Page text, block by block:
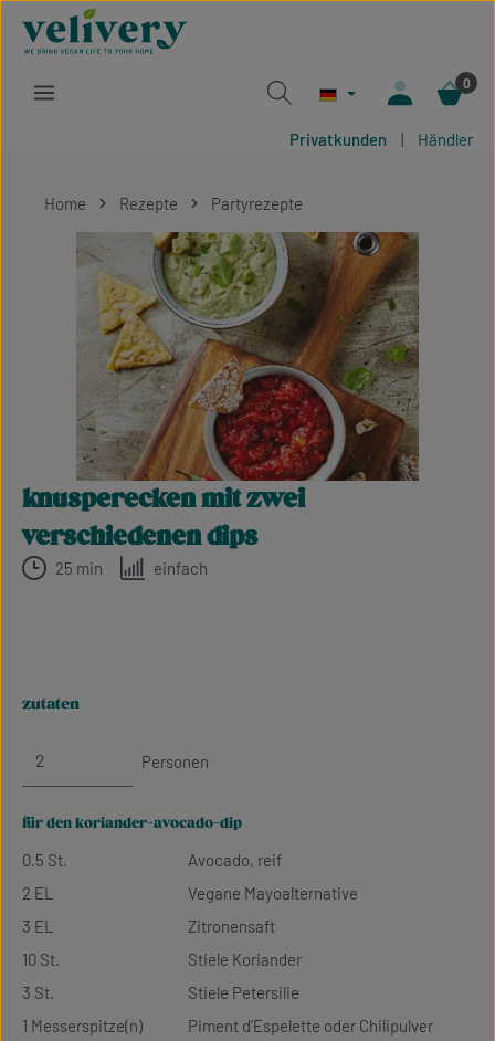
Zum Hauptinhalt springen
0
Privatkunden | Händler
Home Rezepte Partyrezepte
Bildergalerie überspringen
knusperecken mit zwei
verschiedenen dips
25 min einfach
zutaten
Personen
für den koriander-avocado-dip
0.5 St.
Avocado, reif
2 EL
Vegane Mayoalternative
3 EL
Zitronensaft
10 St.
Stiele Koriander
3 St.
Stiele Petersilie
1 Messerspitze(n)
Piment d’Espelette oder Chilipulver